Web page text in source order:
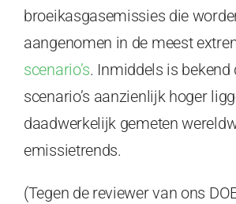
broeikasgasemissies die
aangenomen in de meest
scenario’s. Inmiddels is bekend
scenario’s aanzienlijk hoger
daadwerkelijk gemeten
emissietrends.
(Tegen de reviewer van ons